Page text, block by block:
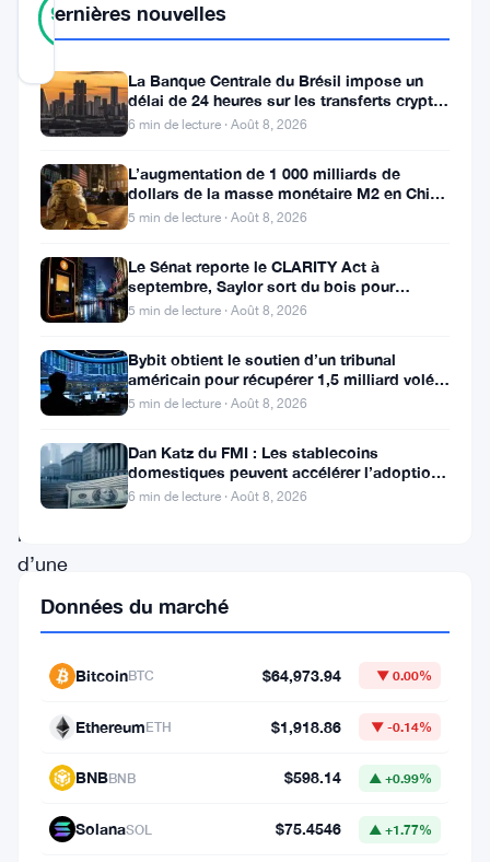
90%
votes
NEAR
(NEAR)
récemment
connu
important
marché,
d’une
période
d’optimisme
haussier
notable
baissière.
Dernières nouvelles
La Banque Centrale du Brésil impose un
délai de 24 heures sur les transferts crypto
de plus de 10 000 $
6 min de lecture · Août 8, 2026
L’augmentation de 1 000 milliards de
dollars de la masse monétaire M2 en Chine
laisse les traders de Bitcoin
5 min de lecture · Août 8, 2026
Le Sénat reporte le CLARITY Act à
septembre, Saylor sort du bois pour
Bitcoin
5 min de lecture · Août 8, 2026
Bybit obtient le soutien d’un tribunal
américain pour récupérer 1,5 milliard volés
par Lazarus
5 min de lecture · Août 8, 2026
Dan Katz du FMI : Les stablecoins
domestiques peuvent accélérer l’adoption
du dollar numérique
6 min de lecture · Août 8, 2026
Données du marché
BitcoinBTC $64,973.94 ▼ 0.00%
EthereumETH $1,918.86 ▼ -0.14%
BNBBNB $598.14 ▲ +0.99%
SolanaSOL $75.4546 ▲ +1.77%